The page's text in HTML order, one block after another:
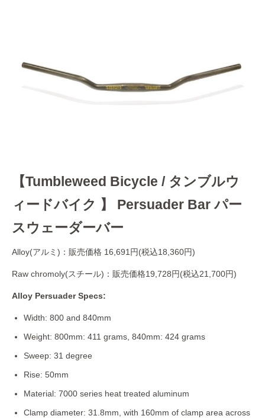
【Tumbleweed Bicycle / タンブルウ
ィードバイク 】 Persuader Bar パー
スウェーダーバー
Alloy(アルミ)：販売価格 16,691円(税込18,360円)
Raw chromoly(スチール)：販売価格19,728円(税込21,700円)
Alloy Persuader Specs:
Width: 800 and 840mm
Weight: 800mm: 411 grams, 840mm: 424 grams
Sweep: 31 degree
Rise: 50mm
Material: 7000 series heat treated aluminum
Clamp diameter: 31.8mm, with 160mm of clamp area across